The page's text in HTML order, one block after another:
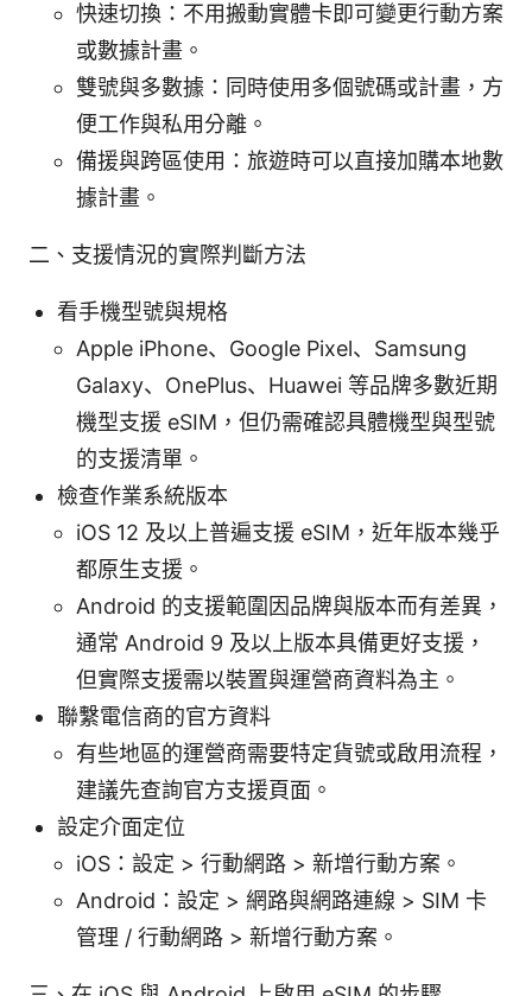
快速切換：不用搬動實體卡即可變更行動方案
或數據計畫。
雙號與多數據：同時使用多個號碼或計畫，方
便工作與私用分離。
備援與跨區使用：旅遊時可以直接加購本地數
據計畫。
二、支援情況的實際判斷方法
看手機型號與規格
Apple iPhone、Google Pixel、Samsung
Galaxy、OnePlus、Huawei 等品牌多數近期
機型支援 eSIM，但仍需確認具體機型與型號
的支援清單。
檢查作業系統版本
iOS 12 及以上普遍支援 eSIM，近年版本幾乎
都原生支援。
Android 的支援範圍因品牌與版本而有差異，
通常 Android 9 及以上版本具備更好支援，
但實際支援需以裝置與運營商資料為主。
聯繫電信商的官方資料
有些地區的運營商需要特定貨號或啟用流程，
建議先查詢官方支援頁面。
設定介面定位
iOS：設定 > 行動網路 > 新增行動方案。
Android：設定 > 網路與網路連線 > SIM 卡
管理 / 行動網路 > 新增行動方案。